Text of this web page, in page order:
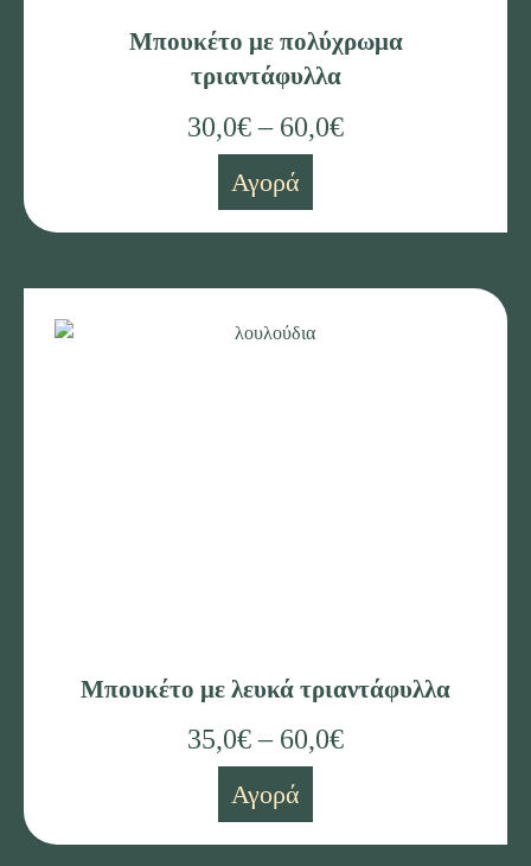
Μπουκέτο με πολύχρωμα
τριαντάφυλλα
30,0€– 60,0€
Αγορά
Μπουκέτο με λευκά τριαντάφυλλα
35,0€– 60,0€
Αγορά